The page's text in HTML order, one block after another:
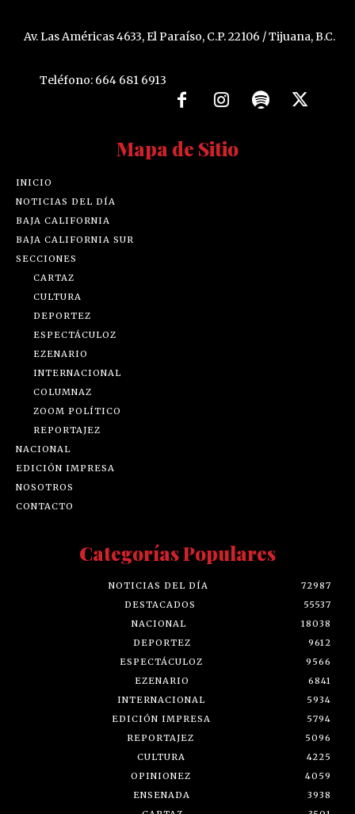
Av. Las Américas 4633, El Paraíso, C.P. 22106 / Tijuana, B.C.
Teléfono: 664 681 6913
Mapa de Sitio
INICIO
NOTICIAS DEL DÍA
BAJA CALIFORNIA
BAJA CALIFORNIA SUR
SECCIONES
CARTAZ
CULTURA
DEPORTEZ
ESPECTÁCULOZ
EZENARIO
INTERNACIONAL
COLUMNAZ
ZOOM POLÍTICO
REPORTAJEZ
NACIONAL
EDICIÓN IMPRESA
NOSOTROS
CONTACTO
Categorías Populares
NOTICIAS DEL DÍA
72987
DESTACADOS
55537
NACIONAL
18038
DEPORTEZ
9612
ESPECTÁCULOZ
9566
EZENARIO
6841
INTERNACIONAL
5934
EDICIÓN IMPRESA
5794
REPORTAJEZ
5096
CULTURA
4225
OPINIONEZ
4059
ENSENADA
3938